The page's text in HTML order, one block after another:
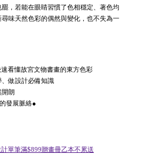
，若能在眼睛習慣了色相穩定、著色均
味天然色彩的偶然與變化，也不失為一
看懂故宮文物書畫的東方色彩
做設計必備知識
開朗
發展脈絡●
單筆滿$899贈畫冊乙本不累送